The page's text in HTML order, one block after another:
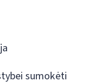
sumokėti